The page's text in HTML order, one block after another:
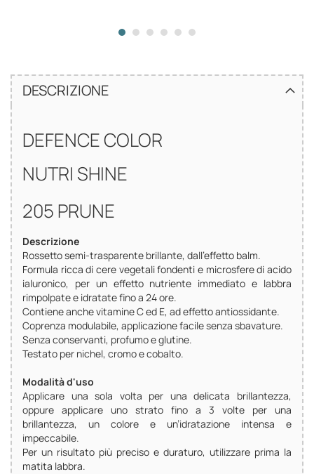
DESCRIZIONE
DEFENCE COLOR
NUTRI SHINE
205 PRUNE
Descrizione
Rossetto semi-trasparente brillante, dall’effetto balm.
Formula ricca di cere vegetali fondenti e microsfere di acido
ialuronico, per un effetto nutriente immediato e labbra
rimpolpate e idratate fino a 24 ore.
Contiene anche vitamine C ed E, ad effetto antiossidante.
Coprenza modulabile, applicazione facile senza sbavature.
Senza conservanti, profumo e glutine.
Testato per nichel, cromo e cobalto.
Modalità d'uso
Applicare una sola volta per una delicata brillantezza,
oppure applicare uno strato fino a 3 volte per una
brillantezza, un colore e un’idratazione intensa e
impeccabile.
Per un risultato più preciso e duraturo, utilizzare prima la
matita labbra.